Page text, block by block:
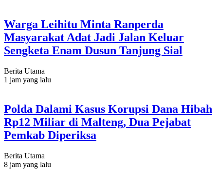
Warga Leihitu Minta Ranperda
Masyarakat Adat Jadi Jalan Keluar
Sengketa Enam Dusun Tanjung Sial
Berita Utama
1 jam yang lalu
Polda Dalami Kasus Korupsi Dana Hibah
Rp12 Miliar di Malteng, Dua Pejabat
Pemkab Diperiksa
Berita Utama
8 jam yang lalu